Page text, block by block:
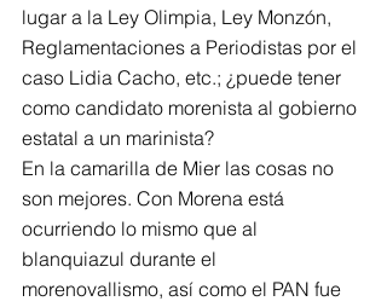
lugar a la Ley Olimpia, Ley Monzón,
Reglamentaciones a Periodistas por el
caso Lidia Cacho, etc.; ¿puede tener
como candidato morenista al gobierno
estatal a un marinista?
En la camarilla de Mier las cosas no
son mejores. Con Morena está
ocurriendo lo mismo que al
blanquiazul durante el
morenovallismo, así como el PAN fue